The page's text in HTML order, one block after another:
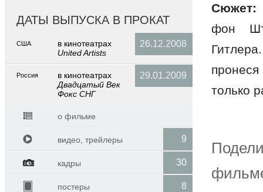
Сюжет:
фон
только
ДАТЫ ВЫПУСКА В ПРОКАТ
США 26.12.2008
в кинотеатраx
United Artists
Россия 29.01.2009
в кинотеатраx
Двадцатый Век
Фокс СНГ
о фильме
9
видео, трейлеры
30
кадры
8
постеры